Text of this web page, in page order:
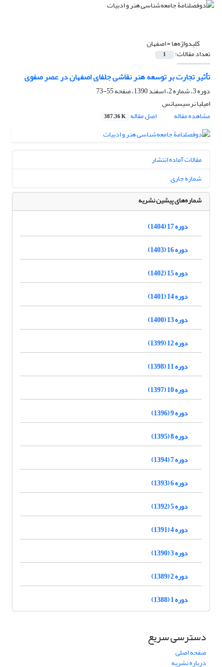
کلیدواژه‌ها =اصفهان
تعداد مقالات: 1
تأثیر تجارت بر توسعه هنر نقاشی جلفای اصفهان در عصر صفوی
دوره 3، شماره 2، اسفند 1390، صفحه
55-73
امیلیا نرسیسیانس
مشاهده مقاله
اصل مقاله 387.36 K
مقالات آماده انتشار
شماره جاری
شماره‌های پیشین نشریه
دوره 17 (1404)
دوره 16 (1403)
دوره 15 (1402)
دوره 14 (1401)
دوره 13 (1400)
دوره 12 (1399)
دوره 11 (1398)
دوره 10 (1397)
دوره 9 (1396)
دوره 8 (1395)
دوره 7 (1394)
دوره 6 (1393)
دوره 5 (1392)
دوره 4 (1391)
دوره 3 (1390)
دوره 2 (1389)
دوره 1 (1388)
دسترسی سریع
صفحه اصلی
درباره نشریه